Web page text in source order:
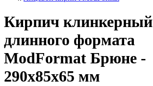
Кирпич клинкерный
длинного формата
ModFormat Брюне -
290x85x65 мм